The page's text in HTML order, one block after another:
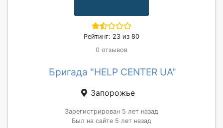
Рейтинг: 23 из 80
0 отзывов
Бригада "HELP CENTER UA"
Запорожье
Зарегистрирован 5 лет назад
Был на сайте 5 лет назад